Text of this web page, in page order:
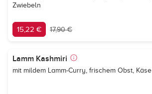
Zwiebeln
15,22 € 17,90 €
Lamm Kashmiri
mit mildem Lamm-Curry, frischem Obst, Käse